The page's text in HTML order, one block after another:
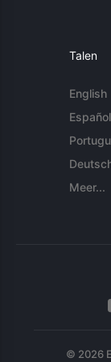
Talen
English
Español
Meer...
© 2026